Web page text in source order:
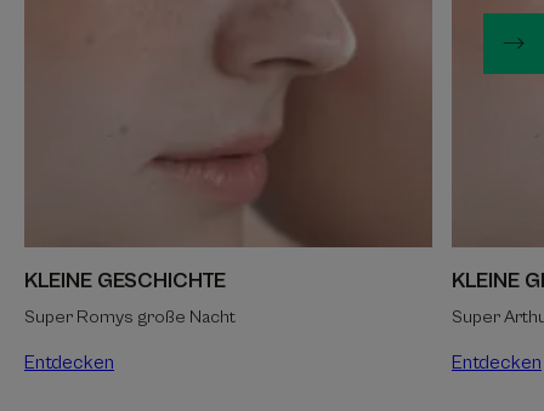
KLEINE GESCHICHTE
Super Romys große Nacht
Entdecken
KLEINE
Super
Entdecken